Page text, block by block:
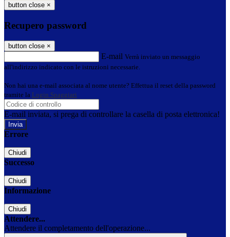
button close ×
Recupero password
button close ×
E-mail Verrà inviato un messaggio
all'indirizzo indicato con le istruzioni necessarie.
Non hai una e-mail associata al nome utente? Effettua il reset della password
tramite la Login Spaggiari
E-mail inviata, si prega di controllare la casella di posta elettronica!
Errore
Chiudi
Successo
Chiudi
Informazione
Chiudi
Attendere...
Attendere il completamento dell'operazione...